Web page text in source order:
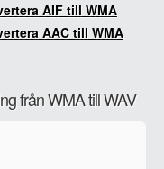
AIF till WMA
AAC till WMA
från WMA till WAV